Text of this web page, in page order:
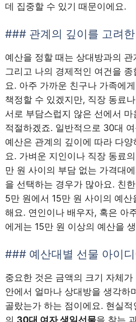
데 집중할 수 있기 때문이에요.
### 관계의 깊이를 고려
예산을 정할 때는 상대방과의
그리고 나의 경제적인 여건을
요. 아주 가까운 친구나 가족에
책정할 수 있겠지만, 직장 동료
서로 부담스럽지 않은 선에서 마
적절하겠죠. 일반적으로 30대
예산은 관계의 깊이에 따라 다양
요. 가벼운 지인이나 직장 동료
만 원 사이의 부담 없는 가격대
을 선택하는 경우가 많아요. 친
5만 원에서 15만 원 사이의 예산
해요. 연인이나 배우자, 혹은 아
에게는 15만 원 이상의 예산을
### 예산대별 선물 아이
중요한 것은 금액의 크기 자체
안에서 얼마나 상대방을 생각하
골랐는가 하는 점이에요. 현실적
의 30대 여자 생일선물을 찾는